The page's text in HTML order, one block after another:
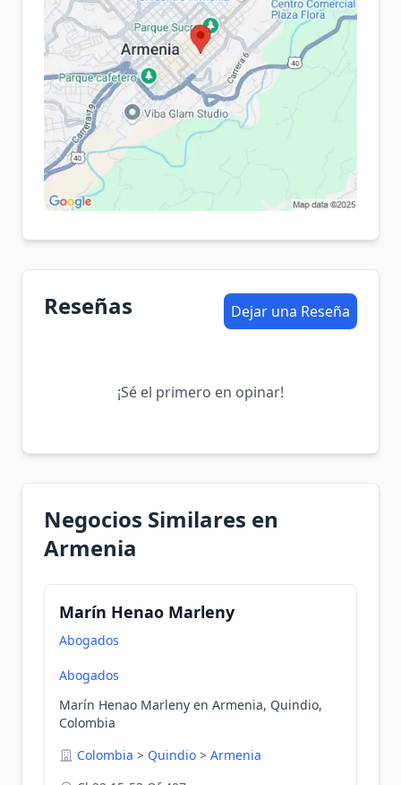
Reseñas Dejar una Reseña
¡Sé el primero en opinar!
Negocios Similares en
Armenia
Marín Henao Marleny
Abogados
Abogados
Marín Henao Marleny en Armenia, Quindio,
Colombia
Colombia > Quindio > Armenia